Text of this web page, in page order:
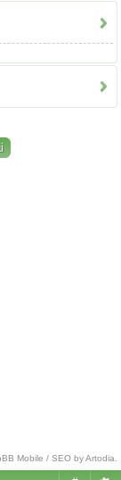
Mobile / SEO by Artodia.